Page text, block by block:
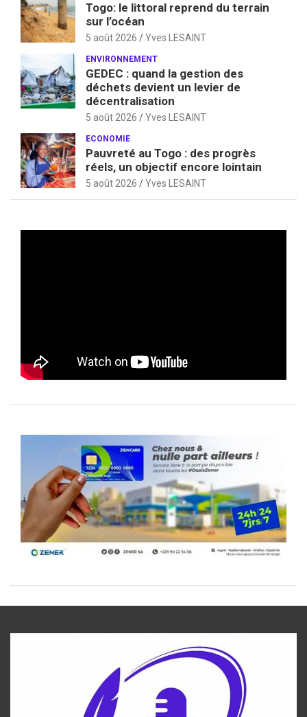
Togo: le littoral reprend du terrain
sur l’océan
5 août 2026 Yves LESAINT
ENVIRONNEMENT
GEDEC : quand la gestion des
déchets devient un levier de
décentralisation
5 août 2026 Yves LESAINT
ECONOMIE
Pauvreté au Togo : des progrès
réels, un objectif encore lointain
5 août 2026 Yves LESAINT